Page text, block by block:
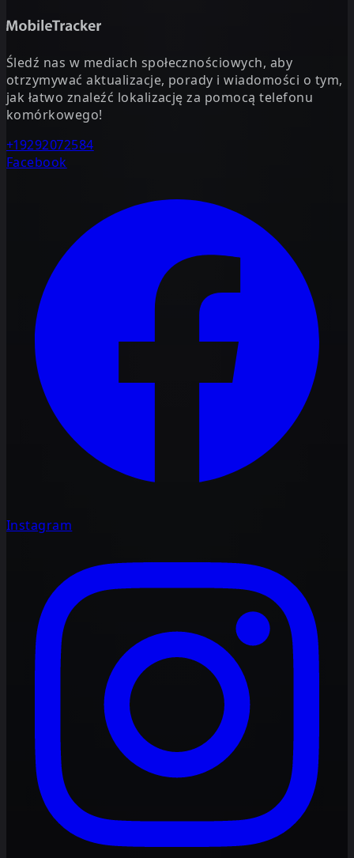
Śledź nas w mediach społecznościowych, aby
otrzymywać aktualizacje, porady i wiadomości o tym,
jak łatwo znaleźć lokalizację za pomocą telefonu
komórkowego!
+19292072584
Facebook
Instagram